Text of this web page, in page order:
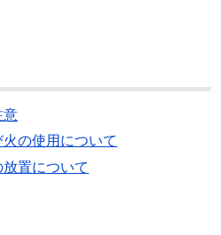
意
の使用について
置について